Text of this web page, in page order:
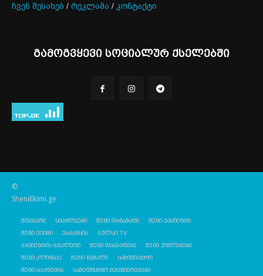
ჩვენ შესახებ / რეკლამა / კონტაქტი
გამოგვყევი სოციალურ ქსელებში
©
SheniEkimi.ge
მთავარი სიახლეები შენი დანამატი
შენი პაციენტი
შენი ექიმი
ვაკანსია
პულსი TV
პაციენტის ბუკლეტი
შენი დაავადება
შენი უფლებები
შენი კლინიკა
შენი წამალი
სამინისტრო
შენი აკადემია
სამედიცინო მეცნიერებები